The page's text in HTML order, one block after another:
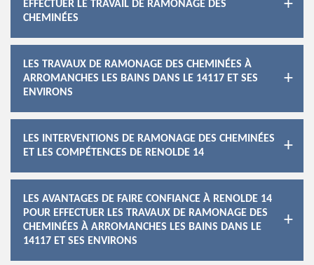
EFFECTUER LE TRAVAIL DE RAMONAGE DES
CHEMINÉES
LES TRAVAUX DE RAMONAGE DES CHEMINÉES À
ARROMANCHES LES BAINS DANS LE 14117 ET SES
ENVIRONS
LES INTERVENTIONS DE RAMONAGE DES CHEMINÉES
ET LES COMPÉTENCES DE RENOLDE 14
LES AVANTAGES DE FAIRE CONFIANCE À RENOLDE 14
POUR EFFECTUER LES TRAVAUX DE RAMONAGE DES
CHEMINÉES À ARROMANCHES LES BAINS DANS LE
14117 ET SES ENVIRONS